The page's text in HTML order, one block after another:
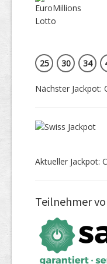
25
30 34
Nächster Jackpot:
Aktueller Jackpot:
Teilnehmer